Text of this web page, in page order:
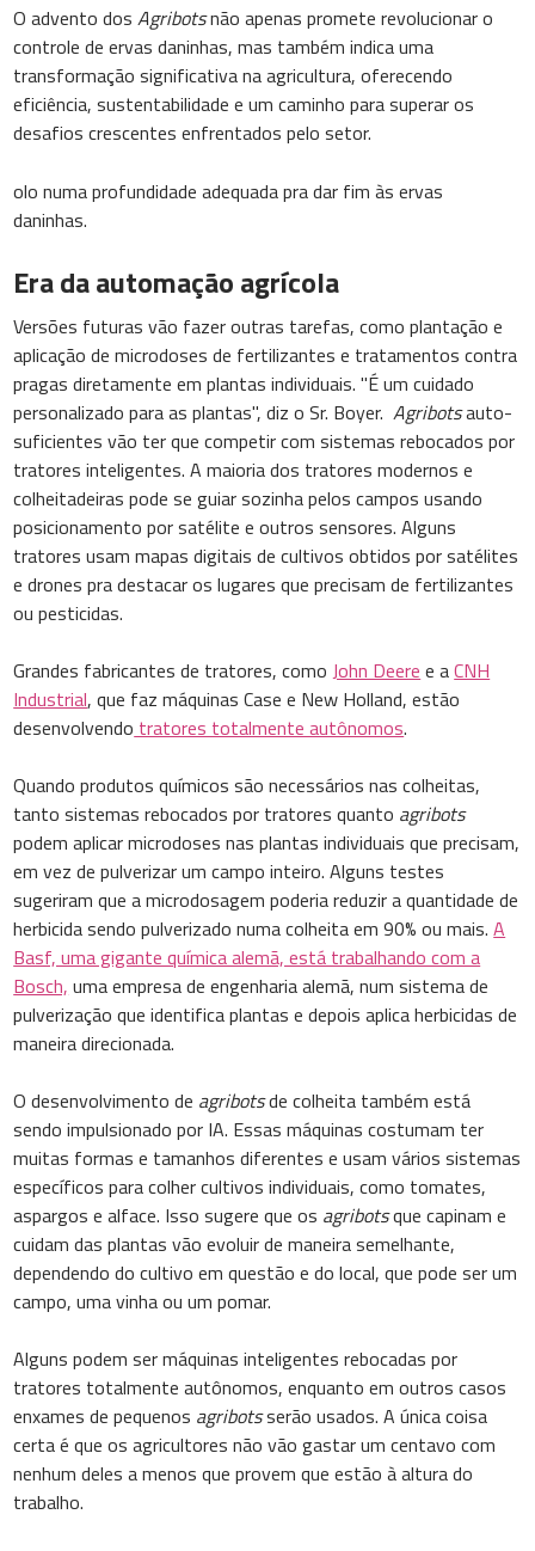
O advento dosAgribotsnão apenas promete revolucionar o
controle de ervas daninhas, mas também indica uma
transformação significativa na agricultura, oferecendo
eficiência, sustentabilidade e um caminho para superar os
desafios crescentes enfrentados pelo setor.
olo numa profundidade adequada pra dar fim às ervas
daninhas.
Era da automação agrícola
Versões futuras vão fazer outras tarefas, como plantação e
aplicação de microdoses de fertilizantes e tratamentos contra
pragas diretamente em plantas individuais. "É um cuidado
personalizado para as plantas", diz o Sr. Boyer.Agribotsauto-
suficientes vão ter que competir com sistemas rebocados por
tratores inteligentes. A maioria dos tratores modernos e
colheitadeiras pode se guiar sozinha pelos campos usando
posicionamento por satélite e outros sensores. Alguns
tratores usam mapas digitais de cultivos obtidos por satélites
e drones pra destacar os lugares que precisam de fertilizantes
ou pesticidas.
Grandes fabricantes de tratores, comoJohn Deere e aCNH
Industrial, que faz máquinas Case e New Holland, estão
desenvolvendo tratores totalmente autônomos.
Quando produtos químicos são necessários nas colheitas,
tanto sistemas rebocados por tratores quanto agribots
podem aplicar microdoses nas plantas individuais que precisam,
em vez de pulverizar um campo inteiro. Alguns testes
sugeriram que a microdosagem poderia reduzir a quantidade de
herbicida sendo pulverizado numa colheita em 90% ou mais.A
Basf, uma gigante química alemã, está trabalhando com a
Bosch, uma empresa de engenharia alemã, num sistema de
pulverização que identifica plantas e depois aplica herbicidas de
maneira direcionada.
O desenvolvimento de agribotsde colheita também está
sendo impulsionado por IA. Essas máquinas costumam ter
muitas formas e tamanhos diferentes e usam vários sistemas
específicos para colher cultivos individuais, como tomates,
aspargos e alface. Isso sugere que os agribotsque capinam e
cuidam das plantas vão evoluir de maneira semelhante,
dependendo do cultivo em questão e do local, que pode ser um
campo, uma vinha ou um pomar.
Alguns podem ser máquinas inteligentes rebocadas por
tratores totalmente autônomos, enquanto em outros casos
enxames de pequenos agribotsserão usados. A única coisa
certa é que os agricultores não vão gastar um centavo com
nenhum deles a menos que provem que estão à altura do
trabalho.